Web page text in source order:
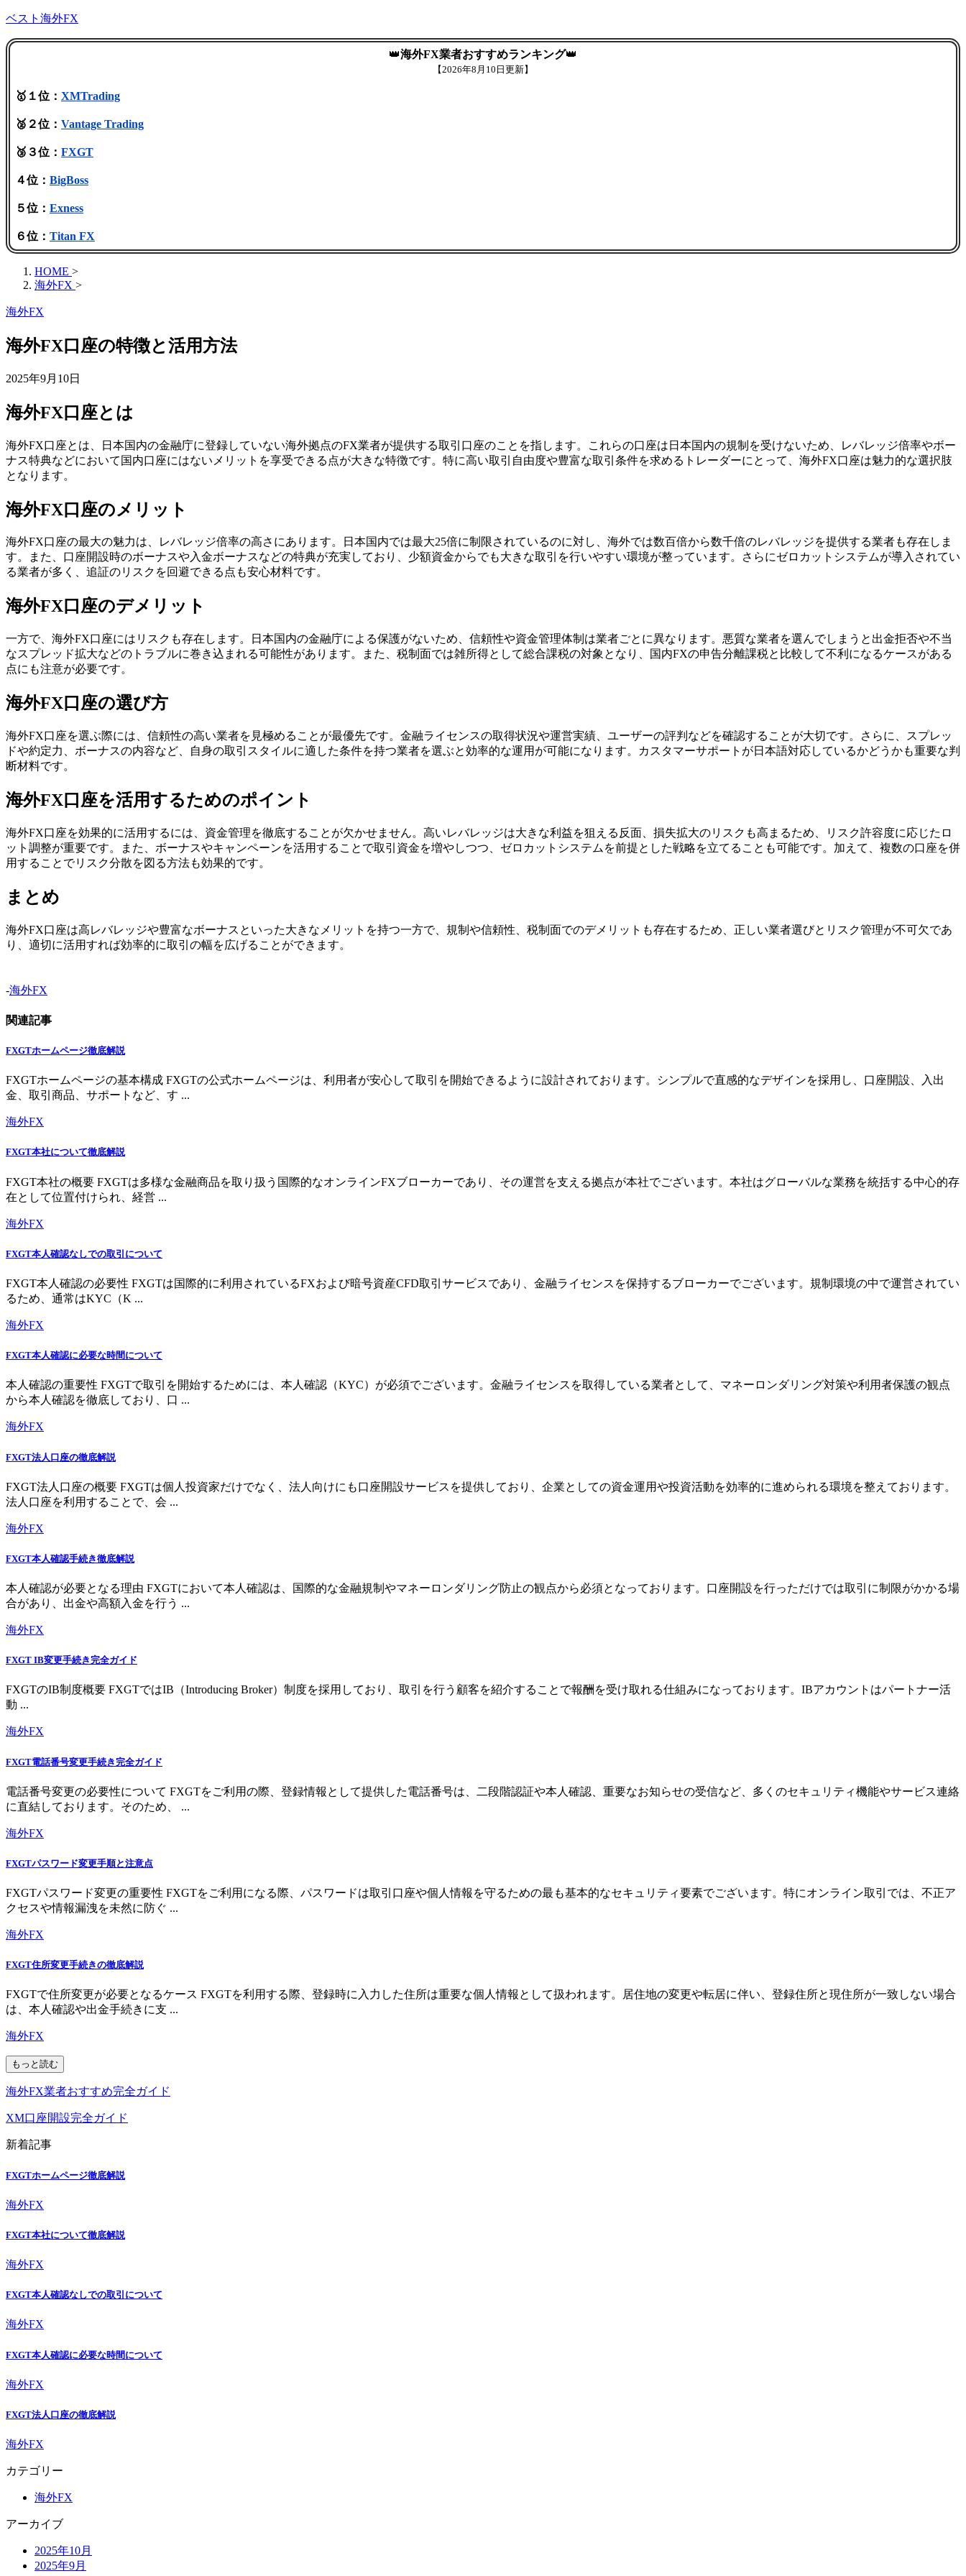
ベスト海外FX
👑海外FX業者おすすめランキング👑
【2026年8月10日更新】
🥇１位： XMTrading
🥈２位： Vantage Trading
🥉３位： FXGT
４位： BigBoss
５位： Exness
６位： Titan FX
HOME >
海外FX >
海外FX
海外FX口座の特徴と活用方法
2025年9月10日
海外FX口座とは
海外FX口座とは、日本国内の金融庁に登録していない海外拠点のFX業者が提供する取引口座のことを指します。これらの口座は日本国内の規制を受けないため、レバレッジ倍率やボー
ナス特典などにおいて国内口座にはないメリットを享受できる点が大きな特徴です。特に高い取引自由度や豊富な取引条件を求めるトレーダーにとって、海外FX口座は魅力的な選択肢
となります。
海外FX口座のメリット
海外FX口座の最大の魅力は、レバレッジ倍率の高さにあります。日本国内では最大25倍に制限されているのに対し、海外では数百倍から数千倍のレバレッジを提供する業者も存在しま
す。また、口座開設時のボーナスや入金ボーナスなどの特典が充実しており、少額資金からでも大きな取引を行いやすい環境が整っています。さらにゼロカットシステムが導入されてい
る業者が多く、追証のリスクを回避できる点も安心材料です。
海外FX口座のデメリット
一方で、海外FX口座にはリスクも存在します。日本国内の金融庁による保護がないため、信頼性や資金管理体制は業者ごとに異なります。悪質な業者を選んでしまうと出金拒否や不当
なスプレッド拡大などのトラブルに巻き込まれる可能性があります。また、税制面では雑所得として総合課税の対象となり、国内FXの申告分離課税と比較して不利になるケースがある
点にも注意が必要です。
海外FX口座の選び方
海外FX口座を選ぶ際には、信頼性の高い業者を見極めることが最優先です。金融ライセンスの取得状況や運営実績、ユーザーの評判などを確認することが大切です。さらに、スプレッ
ドや約定力、ボーナスの内容など、自身の取引スタイルに適した条件を持つ業者を選ぶと効率的な運用が可能になります。カスタマーサポートが日本語対応しているかどうかも重要な判
断材料です。
海外FX口座を活用するためのポイント
海外FX口座を効果的に活用するには、資金管理を徹底することが欠かせません。高いレバレッジは大きな利益を狙える反面、損失拡大のリスクも高まるため、リスク許容度に応じたロ
ット調整が重要です。また、ボーナスやキャンペーンを活用することで取引資金を増やしつつ、ゼロカットシステムを前提とした戦略を立てることも可能です。加えて、複数の口座を併
用することでリスク分散を図る方法も効果的です。
まとめ
海外FX口座は高レバレッジや豊富なボーナスといった大きなメリットを持つ一方で、規制や信頼性、税制面でのデメリットも存在するため、正しい業者選びとリスク管理が不可欠であ
り、適切に活用すれば効率的に取引の幅を広げることができます。
-海外FX
関連記事
FXGTホームページ徹底解説
FXGTホームページの基本構成 FXGTの公式ホームページは、利用者が安心して取引を開始できるように設計されております。シンプルで直感的なデザインを採用し、口座開設、入出
金、取引商品、サポートなど、す ...
海外FX
FXGT本社について徹底解説
FXGT本社の概要 FXGTは多様な金融商品を取り扱う国際的なオンラインFXブローカーであり、その運営を支える拠点が本社でございます。本社はグローバルな業務を統括する中心的存
在として位置付けられ、経営 ...
海外FX
FXGT本人確認なしでの取引について
FXGT本人確認の必要性 FXGTは国際的に利用されているFXおよび暗号資産CFD取引サービスであり、金融ライセンスを保持するブローカーでございます。規制環境の中で運営されてい
るため、通常はKYC（K ...
海外FX
FXGT本人確認に必要な時間について
本人確認の重要性 FXGTで取引を開始するためには、本人確認（KYC）が必須でございます。金融ライセンスを取得している業者として、マネーロンダリング対策や利用者保護の観点
から本人確認を徹底しており、口 ...
海外FX
FXGT法人口座の徹底解説
FXGT法人口座の概要 FXGTは個人投資家だけでなく、法人向けにも口座開設サービスを提供しており、企業としての資金運用や投資活動を効率的に進められる環境を整えております。
法人口座を利用することで、会 ...
海外FX
FXGT本人確認手続き徹底解説
本人確認が必要となる理由 FXGTにおいて本人確認は、国際的な金融規制やマネーロンダリング防止の観点から必須となっております。口座開設を行っただけでは取引に制限がかかる場
合があり、出金や高額入金を行う ...
海外FX
FXGT IB変更手続き完全ガイド
FXGTのIB制度概要 FXGTではIB（Introducing Broker）制度を採用しており、取引を行う顧客を紹介することで報酬を受け取れる仕組みになっております。IBアカウントはパートナー活
動 ...
海外FX
FXGT電話番号変更手続き完全ガイド
電話番号変更の必要性について FXGTをご利用の際、登録情報として提供した電話番号は、二段階認証や本人確認、重要なお知らせの受信など、多くのセキュリティ機能やサービス連絡
に直結しております。そのため、 ...
海外FX
FXGTパスワード変更手順と注意点
FXGTパスワード変更の重要性 FXGTをご利用になる際、パスワードは取引口座や個人情報を守るための最も基本的なセキュリティ要素でございます。特にオンライン取引では、不正ア
クセスや情報漏洩を未然に防ぐ ...
海外FX
FXGT住所変更手続きの徹底解説
FXGTで住所変更が必要となるケース FXGTを利用する際、登録時に入力した住所は重要な個人情報として扱われます。居住地の変更や転居に伴い、登録住所と現住所が一致しない場合
は、本人確認や出金手続きに支 ...
海外FX
もっと読む
海外FX業者おすすめ完全ガイド
XM口座開設完全ガイド
新着記事
FXGTホームページ徹底解説
海外FX
FXGT本社について徹底解説
海外FX
FXGT本人確認なしでの取引について
海外FX
FXGT本人確認に必要な時間について
海外FX
FXGT法人口座の徹底解説
海外FX
カテゴリー
海外FX
アーカイブ
2025年10月
2025年9月